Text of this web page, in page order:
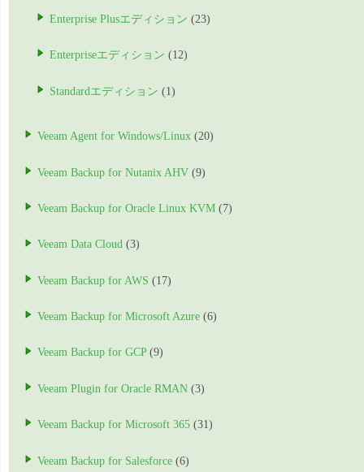
Enterprise Plusエディション (23)
Enterpriseエディション (12)
Standardエディション (1)
Veeam Agent for Windows/Linux (20)
Veeam Backup for Nutanix AHV (9)
Veeam Backup for Oracle Linux KVM (7)
Veeam Data Cloud (3)
Veeam Backup for AWS (17)
Veeam Backup for Microsoft Azure (6)
Veeam Backup for GCP(9)
Veeam Plugin for Oracle RMAN (3)
Veeam Backup for Microsoft 365 (31)
Veeam Backup for Salesforce (6)